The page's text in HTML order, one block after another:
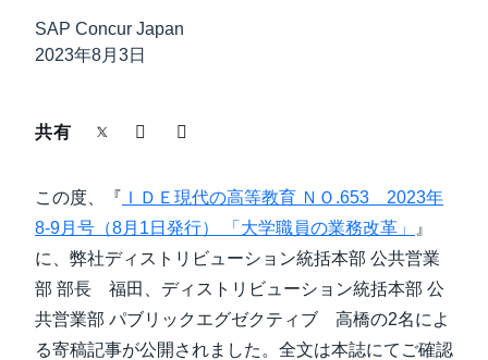
Norway (English)
中堅・中小企業
サステナビリティ
働きかた改革
SAP Concur Japan
2023年8月3日
共有
この度、『 ＩＤＥ現代の高等教育 ＮＯ.653 2023年
8-9月号（8月1日発行） 「大学職員の業務改革」
』
に、弊社ディストリビューション統括本部 公共営業
部 部長 福田、ディストリビューション統括本部 公
共営業部 パブリックエグゼクティブ 高橋の2名によ
る寄稿記事が公開されました。全文は本誌にてご確認